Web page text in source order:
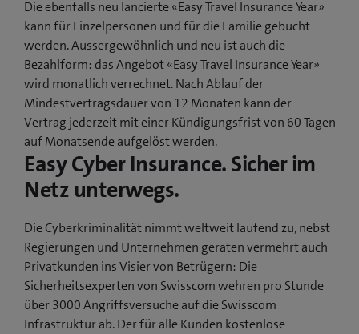
Die ebenfalls neu lancierte «Easy Travel Insurance Year»
kann für Einzelpersonen und für die Familie gebucht
werden. Aussergewöhnlich und neu ist auch die
Bezahlform: das Angebot «Easy Travel Insurance Year»
wird monatlich verrechnet. Nach Ablauf der
Mindestvertragsdauer von 12 Monaten kann der
Vertrag jederzeit mit einer Kündigungsfrist von 60 Tagen
auf Monatsende aufgelöst werden.
Easy Cyber Insurance. Sicher im
Netz unterwegs.
Die Cyberkriminalität nimmt weltweit laufend zu, nebst
Regierungen und Unternehmen geraten vermehrt auch
Privatkunden ins Visier von Betrügern: Die
Sicherheitsexperten von Swisscom wehren pro Stunde
über 3000 Angriffsversuche auf die Swisscom
Infrastruktur ab. Der für alle Kunden kostenlose